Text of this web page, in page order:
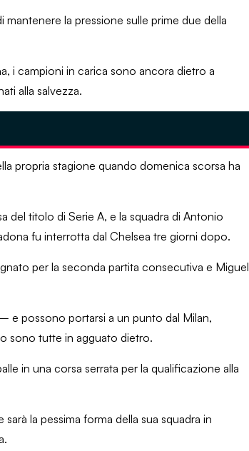
la pressione sulle prime due della
i campioni in carica sono ancora dietro a
alla salvezza.
propria stagione quando domenica scorsa ha
titolo di Serie A, e la squadra di Antonio
fu interrotta dal Chelsea tre giorni dopo.
per la seconda partita consecutiva e Miguel
e possono portarsi a un punto dal Milan,
sono tutte in agguato dietro.
in una corsa serrata per la qualificazione alla
la pessima forma della sua squadra in